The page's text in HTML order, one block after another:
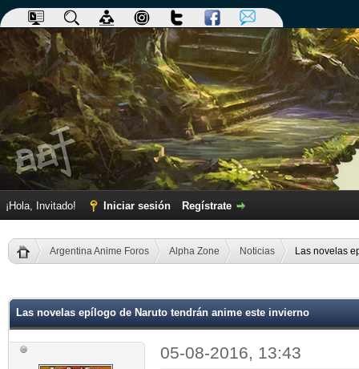
¡Hola, Invitado! Iniciar sesión Regístrate
Argentina Anime Foros Alpha Zone Noticias Las novelas
Las novelas epílogo de Naruto tendrán anime este invierno
05-08-2016, 13:43